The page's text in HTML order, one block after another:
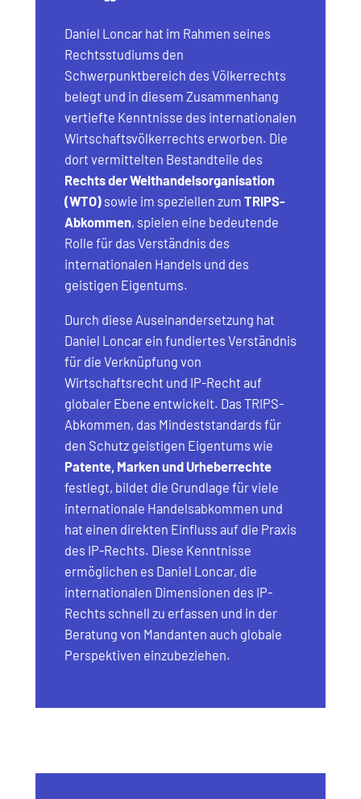
Daniel Loncar hat im Rahmen seines
Rechtsstudiums den
Schwerpunktbereich des Völkerrechts
belegt und in diesem Zusammenhang
vertiefte Kenntnisse des internationalen
Wirtschaftsvölkerrechts erworben. Die
dort vermittelten Bestandteile des
Rechts der Welthandelsorganisation
(WTO) sowie im speziellen zum TRIPS-
Abkommen, spielen eine bedeutende
Rolle für das Verständnis des
internationalen Handels und des
geistigen Eigentums.
Durch diese Auseinandersetzung hat
Daniel Loncar ein fundiertes Verständnis
für die Verknüpfung von
Wirtschaftsrecht und IP-Recht auf
globaler Ebene entwickelt. Das TRIPS-
Abkommen, das Mindeststandards für
den Schutz geistigen Eigentums wie
Patente, Marken und Urheberrechte
festlegt, bildet die Grundlage für viele
internationale Handelsabkommen und
hat einen direkten Einfluss auf die Praxis
des IP-Rechts. Diese Kenntnisse
ermöglichen es Daniel Loncar, die
internationalen Dimensionen des IP-
Rechts schnell zu erfassen und in der
Beratung von Mandanten auch globale
Perspektiven einzubeziehen.